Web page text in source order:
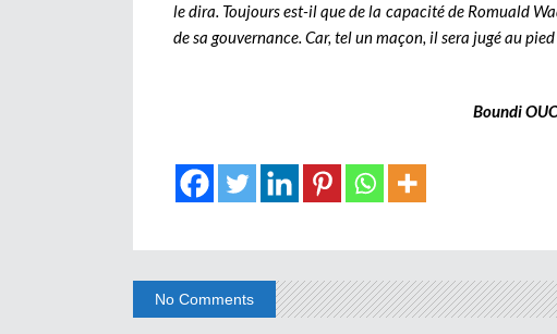
le dira. Toujours est-il que de la capacité de Romuald
de sa gouvernance. Car, tel un maçon, il sera jugé au
Boundi
No Comments